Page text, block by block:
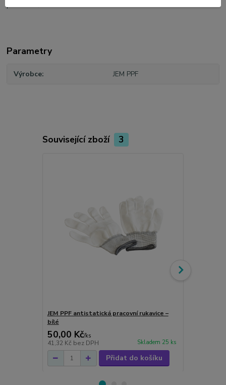
požadavků klienta.
Parametry
Výrobce JEM PPF
Související zboží 3
JEM PPF antistatická pracovní rukavice –
bílé
50,00 Kč/ks
41,32 Kč bez DPH Skladem 25 ks
Přidat do košíku